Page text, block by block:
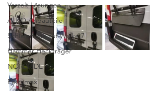
Vorzelt Lösungen
ALKO Anbauteile
Schlafen wie auf Wolke 7
Hammer Heckträger
NORDRIDE
Petromax